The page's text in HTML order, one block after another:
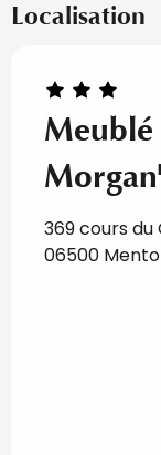
Localisation
Meublé
369 cours du
06500